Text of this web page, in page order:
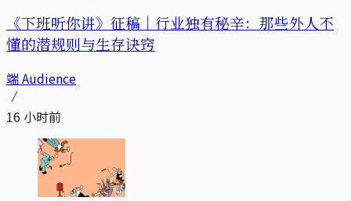
《下班听你讲》征稿｜行业独有秘辛：那些外人不
懂的潜规则与生存诀窍
端 Audience
16 小时前